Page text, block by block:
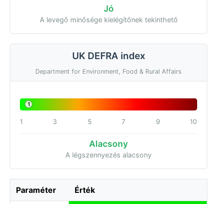
Jó
A levegő minősége kielégítőnek tekinthető
UK DEFRA index
Department for Environment, Food & Rural Affairs
1
1 3 5 7 9 10
Alacsony
A légszennyezés alacsony
Paraméter Érték